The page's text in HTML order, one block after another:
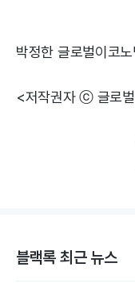
박정한 글로벌이코
<저작권자 ⓒ 글로
블랙록 최근 뉴스